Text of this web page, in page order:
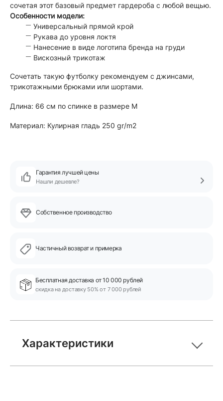
сочетая этот базовый предмет гардероба с любой вещью.
Особенности модели:
Универсальный прямой крой
Рукава до уровня локтя
Нанесение в виде логотипа бренда на груди
Вискозный трикотаж
Сочетать такую футболку рекомендуем с джинсами,
трикотажными брюками или шортами.
Длина: 66 см по спинке в размере M
Материал: Кулирная гладь 250 gr/m2
Гарантия лучшей цены
Нашли дешевле?
Собственное производство
Частичный возврат и примерка
Бесплатная доставка от 10 000 рублей
скидка на доставку 50% от 7 000 рублей
Характеристики